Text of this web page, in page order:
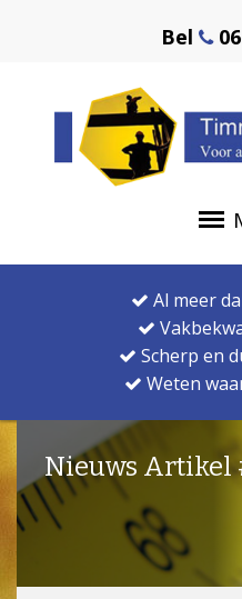
Bel
Al meer
Scherp en
Weten
Nieuws Artikel